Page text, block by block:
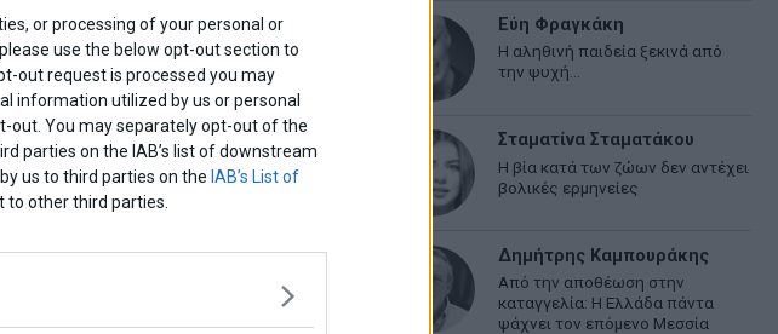
or processing of your personal or
use the below opt-out section to
out request is processed you may
information utilized by us or personal
out. You may separately opt-out of the
parties on the IAB’s list of downstream
us to third parties on the IAB’s List of
other third parties.
Εύη Φραγκάκη
Η αληθινή παιδεία ξεκινά από
την ψυχή…
Σταματίνα Σταματάκου
Η βία κατά των ζώων δεν αντέχει
βολικές ερμηνείες
Δημήτρης Καμπουράκης
Από την αποθέωση στην
καταγγελία: Η Ελλάδα πάντα
ψάχνει τον επόμενο Μεσσία